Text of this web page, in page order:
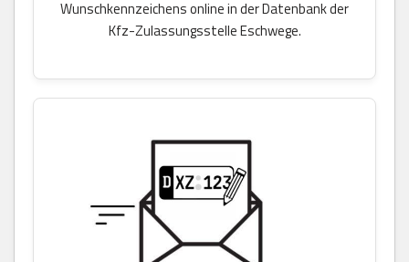
Wunschkennzeichens online in der Datenbank der
Kfz-Zulassungsstelle Eschwege.